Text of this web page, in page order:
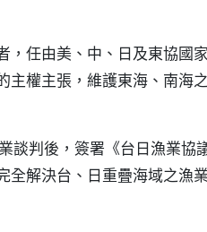
任由美、中、日及東協國
主權主張，維護東海、南海
談判後，簽署《台日漁業協
全解決台、日重疊海域之漁